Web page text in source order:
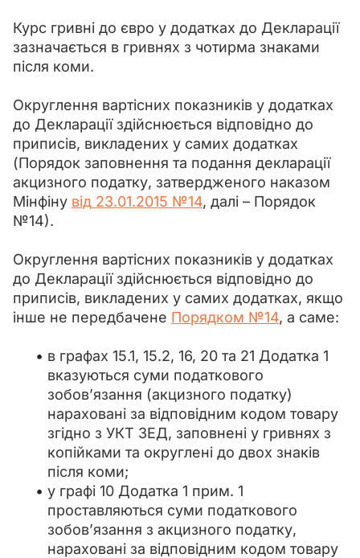
Курс гривні до євро у додатках до Декларації
зазначається в гривнях з чотирма знаками
після коми.
Округлення вартісних показників у додатках
до Декларації здійснюється відповідно до
приписів, викладених у самих додатках
(Порядок заповнення та подання декларації
акцизного податку, затвердженого наказом
Мінфіну від 23.01.2015 №14, далі – Порядок
№14).
Округлення вартісних показників у додатках
до Декларації здійснюється відповідно до
приписів, викладених у самих додатках, якщо
інше не передбачене Порядком №14, а саме:
в графах 15.1, 15.2, 16, 20 та 21 Додатка 1
вказуються суми податкового
зобов’язання (акцизного податку)
нараховані за відповідним кодом товару
згідно з УКТ ЗЕД, заповнені у гривнях з
копійками та округлені до двох знаків
після коми;
у графі 10 Додатка 1 прим. 1
проставляються суми податкового
зобов’язання з акцизного податку,
нараховані за відповідним кодом товару